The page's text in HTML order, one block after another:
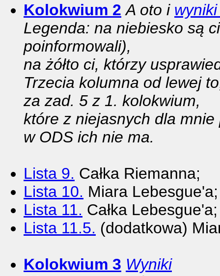
Kolokwium 2 A oto i
Legenda: na niebiesko są
poinformowali),
na żółto ci, którzy
Trzecia kolumna od lewej
za zad. 5 z 1. kolokwium,
które z niejasnych dla
w ODS ich nie ma.
Lista 9. Całka Riemanna;
Lista 10. Miara Lebesgue'a;
Lista 11. Całka Lebesgue'a;
Lista 11.5. (dodatkowa)
Kolokwium 3 Wyniki